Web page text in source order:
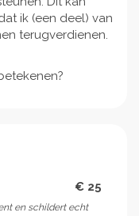
ik (een deel) van
terugverdienen.
€ 25
en schildert echt